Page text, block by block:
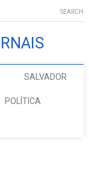
SEARCH
SALVADOR
POLÍTICA